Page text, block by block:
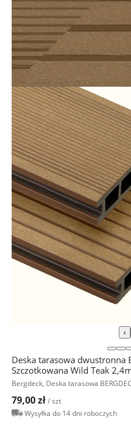
‹
Deska tarasowa dwustronna
Szczotkowana Wild Teak
Bergdeck, Deska tarasowa
79,00 zł / szt
Wysyłka do 14 dni roboczych